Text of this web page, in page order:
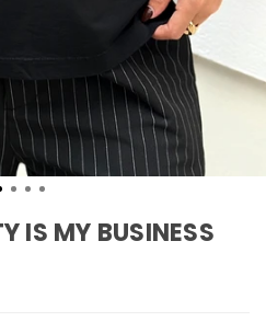
IS MY BUSINESS